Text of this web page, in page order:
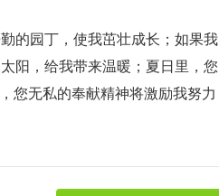
的园丁，使我茁壮成长；如果我
阳，给我带来温暖；夏日里，您
您无私的奉献精神将激励我努力